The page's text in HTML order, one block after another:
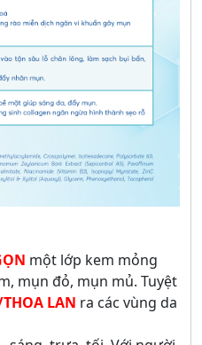
một lớp kem mỏng
mụn đỏ, mụn mủ. Tuyệt
LAN ra các vùng da